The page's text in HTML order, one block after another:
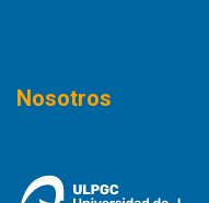
Nosotros